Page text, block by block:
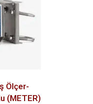
Ölçer-
(METER)